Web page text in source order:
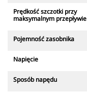
Prędkość szczotki przy
maksymalnym przepływie
Pojemność zasobnika
Napięcie
Sposób napędu